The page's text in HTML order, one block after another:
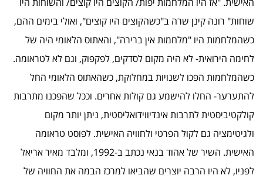
שוחות" רונה קינן שרה ב"כשהקוצים היו קוצים", ואולי בימים ההם,
כשהמלחמות היו "מלחמות אין ברירה", והאתוס הלאומי היה של
לחימה הירואית- לא היה מקום לסדקים, לפקפוק, וגם לא לטראומה.
כשהמלחמות הפכו לשנויות במחלוקת, כשהאתוס הלאומי החל
להתערער- החלו להישמע גם קולות אחרים. וככל שהפכנו מתרבות
קולקטיביסטית לתרבות אינדיווידואליסטית, ניתן יותר מקום
ולגיטימציה גם לקול הפרטי ולחוויה האישית. לפוסט טראומה
האישית. השיר של אהוד בנאי נכתב ב-1992, ומלבד מאיר אריאל
לפניו, לא היו הרבה יוצרים שהביאו למרכז הבמה את החוויה של